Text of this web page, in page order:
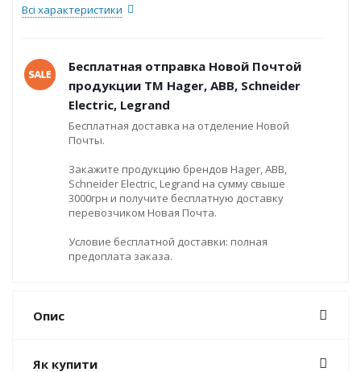
Всі характеристики
Бесплатная отправка Новой Почтой
продукции ТМ Hager, ABB, Schneider
Electric, Legrand
Бесплатная доставка на отделение Новой
Почты.
Закажите продукцию брендов Hager, ABB,
Schneider Electric, Legrand на сумму свыше
3000грн и получите бесплатную доставку
перевозчиком Новая Почта.
Условие бесплатной доставки: полная
предоплата заказа.
Опис
Як купити